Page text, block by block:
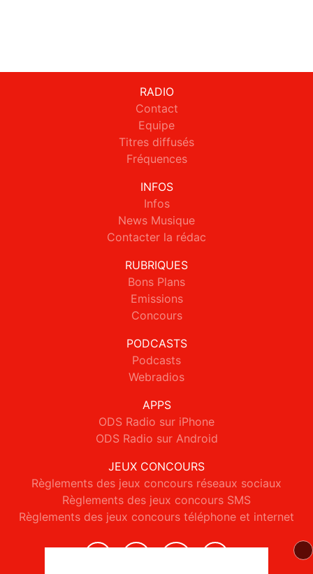
RADIO
Contact
Equipe
Titres diffusés
Fréquences
INFOS
Infos
News Musique
Contacter la rédac
RUBRIQUES
Bons Plans
Emissions
Concours
PODCASTS
Podcasts
Webradios
APPS
ODS Radio sur iPhone
ODS Radio sur Android
JEUX CONCOURS
Règlements des jeux concours réseaux sociaux
Règlements des jeux concours SMS
Règlements des jeux concours téléphone et internet